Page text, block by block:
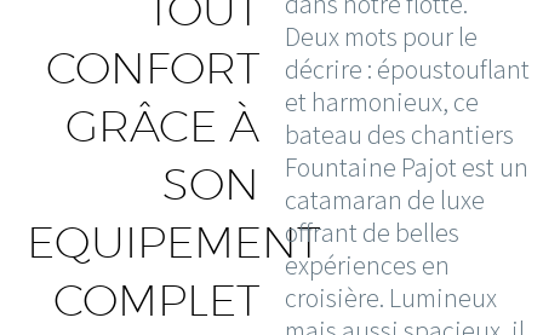
CONFORT
GRÂCE À
SON
EQUIPEMENT
COMPLET
Deux mots pour le
décrire : époustouflant
et harmonieux, ce
bateau des chantiers
Fountaine Pajot est un
catamaran de luxe
offrant de belles
expériences en
croisière. Lumineux